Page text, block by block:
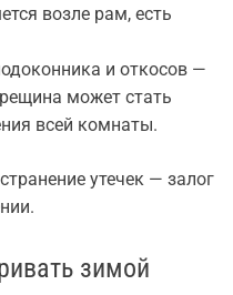
возле рам, есть
и откосов —
может стать
всей комнаты.
утечек — залог
зимой